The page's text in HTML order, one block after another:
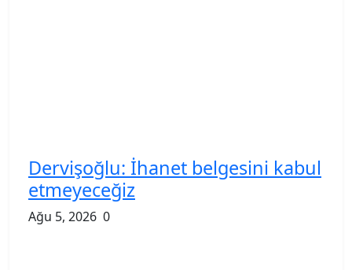
Dervişoğlu: İhanet belgesini kabul
etmeyeceğiz
Ağu 5, 2026 0